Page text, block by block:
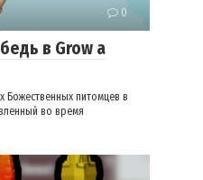
0
в Grow a
Божественных питомцев в
во время